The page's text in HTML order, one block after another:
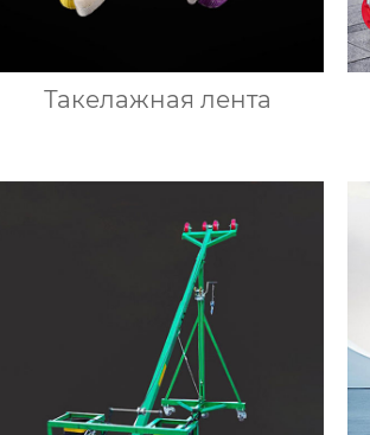
Такелажная лента